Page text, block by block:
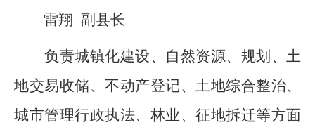
雷翔 副县长
负责城镇化建设、 自然资源、规划 、 土
地交易收储、 不动产登记、 土地综合整治、
城市管理行政执法、 林业、征地拆迁等方面